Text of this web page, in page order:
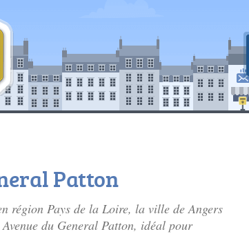
Patton
région Pays de la Loire, la ville de Angers
du General Patton, idéal pour